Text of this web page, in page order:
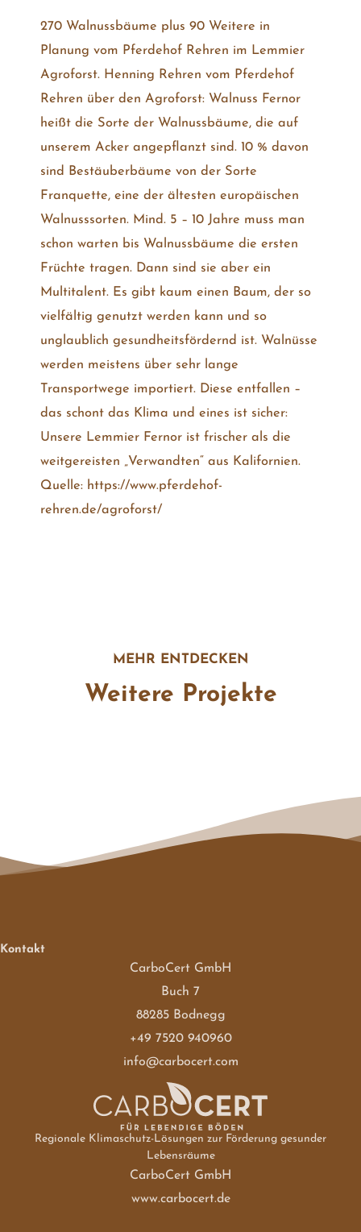
270 Walnussbäume plus 90 Weitere in
Planung vom Pferdehof Rehren im Lemmier
Agroforst. Henning Rehren vom Pferdehof
Rehren über den Agroforst: Walnuss Fernor
heißt die Sorte der Walnussbäume, die auf
unserem Acker angepflanzt sind. 10 % davon
sind Bestäuberbäume von der Sorte
Franquette, eine der ältesten europäischen
Walnusssorten. Mind. 5 – 10 Jahre muss man
schon warten bis Walnussbäume die ersten
Früchte tragen. Dann sind sie aber ein
Multitalent. Es gibt kaum einen Baum, der so
vielfältig genutzt werden kann und so
unglaublich gesundheitsfördernd ist. Walnüsse
werden meistens über sehr lange
Transportwege importiert. Diese entfallen –
das schont das Klima und eines ist sicher:
Unsere Lemmier Fernor ist frischer als die
weitgereisten „Verwandten“ aus Kalifornien.
Quelle: https://www.pferdehof-
rehren.de/agroforst/
MEHR ENTDECKEN
Weitere Projekte
Kontakt
CarboCert GmbH
Buch 7
88285 Bodnegg
+49 7520 940960
info@carbocert.com
Regionale Klimaschutz-Lösungen zur Förderung gesunder
Lebensräume
CarboCert GmbH
www.carbocert.de